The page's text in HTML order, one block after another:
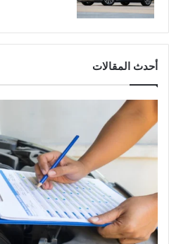
أحدث المقالات